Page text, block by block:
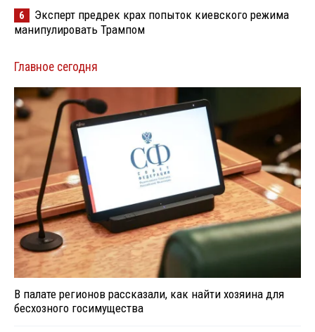
6
Эксперт предрек крах попыток киевского режима
манипулировать Трампом
Главное сегодня
В палате регионов рассказали, как найти хозяина для
бесхозного госимущества